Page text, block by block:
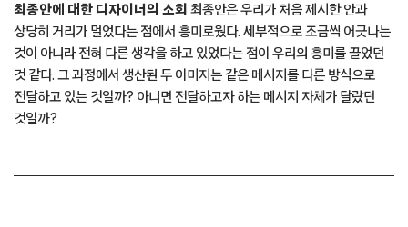
최종안에 대한 디자이너의 소회 최종안은 우리가 처음 제시한 안과
상당히 거리가 멀었다는 점에서 흥미로웠다. 세부적으로 조금씩 어긋나는
것이 아니라 전혀 다른 생각을 하고 있었다는 점이 우리의 흥미를 끌었던
것 같다. 그 과정에서 생산된 두 이미지는 같은 메시지를 다른 방식으로
전달하고 있는 것일까? 아니면 전달하고자 하는 메시지 자체가 달랐던
것일까?